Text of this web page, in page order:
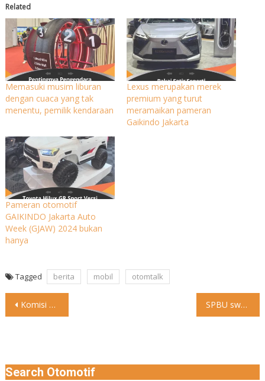
Related
Memasuki musim liburan
dengan cuaca yang tak
menentu, pemilik kendaraan
Lexus merupakan merek
premium yang turut
meramaikan pameran
Gaikindo Jakarta
Pameran otomotif
GAIKINDO Jakarta Auto
Week (GJAW) 2024 bukan
hanya
Tagged berita mobil otomtalk
Post
Komisi XII DPR memastikan ketersediaan bahan bakar minyak (BBM) nasional SPBU swasta seperti BP, Vivo dan Shell jualan bensin lagi.
Search Otomotif